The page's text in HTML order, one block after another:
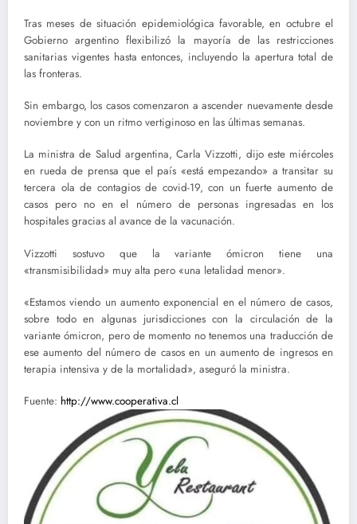
Tras meses de situación epidemiológica favorable, en octubre el
Gobierno argentino flexibilizó la mayoría de las restricciones
sanitarias vigentes hasta entonces, incluyendo la apertura total de
las fronteras.
Sin embargo, los casos comenzaron a ascender nuevamente desde
noviembre y con un ritmo vertiginoso en las últimas semanas.
La ministra de Salud argentina, Carla Vizzotti, dijo este miércoles
en rueda de prensa que el país «está empezando» a transitar su
tercera ola de contagios de covid-19, con un fuerte aumento de
casos pero no en el número de personas ingresadas en los
hospitales gracias al avance de la vacunación.
Vizzotti sostuvo que la variante ómicron tiene una
«transmisibilidad» muy alta pero «una letalidad menor».
«Estamos viendo un aumento exponencial en el número de casos,
sobre todo en algunas jurisdicciones con la circulación de la
variante ómicron, pero de momento no tenemos una traducción de
ese aumento del número de casos en un aumento de ingresos en
terapia intensiva y de la mortalidad», aseguró la ministra.
Fuente: http://www.cooperativa.cl